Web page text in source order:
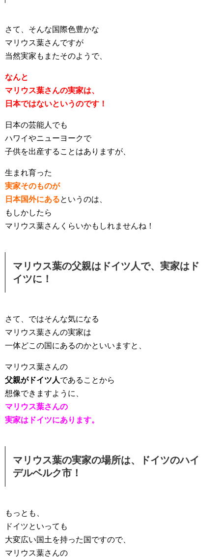
さて、そんな国際色豊かな
マリウス葉さんですが
当然実家もまたそのようで、
なんと
マリウス葉さんの実家は、
日本ではないというのです！
日本の芸能人でも
ハワイやニューヨークで
子供を出産することはありますが、
生まれ育った
実家そのものが
日本国外にあるというのは
もしかしたら
マリウス葉さんくらいかもしれませんね！
マリウス葉の父親はドイツ人で、実家はド
イツに！
さて、ではそんな気になる
マリウス葉さんの実家は
一体どこの国にあるのかといいますと、
マリウス葉さんの
父親がドイツ人であることから
想像できますように、
マリウス葉さんの
実家はドイツにあります。
マリウス葉の実家の場所は、ドイツのハイ
デルベルク市！
もっとも、
ドイツといっても
大変広い国土を持った国ですので、
マリウス葉さんの